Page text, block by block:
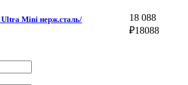
Mini нерж.сталь/
18 088
₽18088